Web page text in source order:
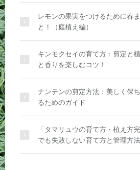
レモンの果実をつけるために春
と！（庭植え編）
キンモクセイの育て方：剪定と
と香りを楽しむコツ！
ナンテンの剪定方法：美しく保
るためのガイド
「タマリュウの育て方・植え方
でも失敗しない育て方と管理方法